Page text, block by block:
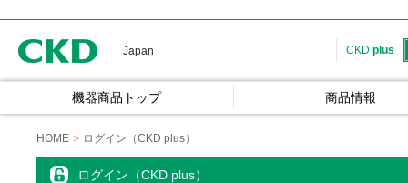
Japan CKD plus
機器商品トップ 商品情報
HOME ログイン（CKD plus）
ログイン（CKD plus）